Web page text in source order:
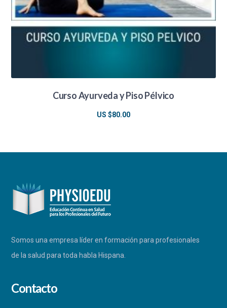
Curso Ayurveda y Piso Pélvico
US $80.00
Somos una empresa líder en formación para profesionales
de la salud para toda habla Hispana.
Contacto